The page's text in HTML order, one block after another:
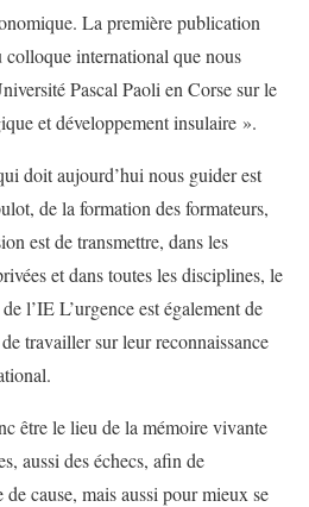
La première publication
international que nous
Pascal Paoli en Corse sur le
et développement insulaire ».
doit aujourd’hui nous guider est
de la formation des formateurs,
est de transmettre, dans les
et dans toutes les disciplines, le
l’IE L’urgence est également de
travailler sur leur reconnaissance
être le lieu de la mémoire vivante
aussi des échecs, afin de
de cause, mais aussi pour mieux se